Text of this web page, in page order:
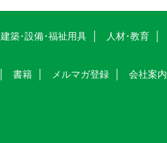
建築･設備･福祉用具 人材･教育
書籍 メルマガ登録 会社案内